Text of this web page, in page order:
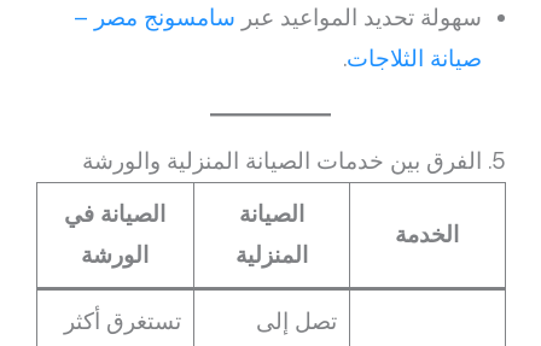
سهولة تحديد المواعيد عبر سامسونج مصر –
صيانة الثلاجات.
5. الفرق بين خدمات الصيانة المنزلية والورشة
الخدمة
الصيانة
المنزلية
الصيانة في
الورشة
تصل إلى
تستغرق أكثر